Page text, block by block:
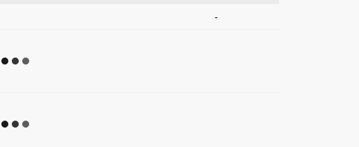
-